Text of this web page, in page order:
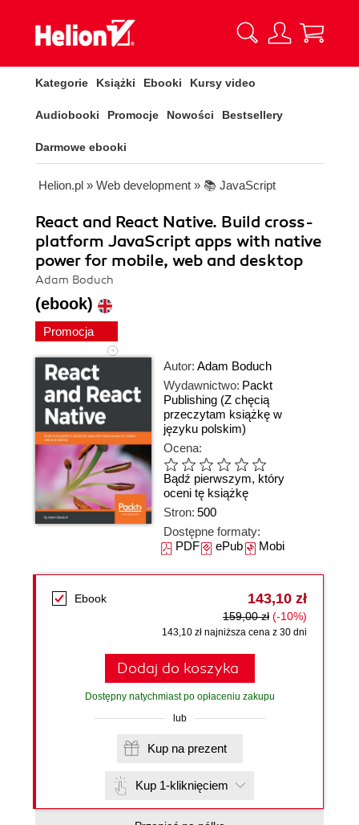
Kategorie Książki Ebooki Kursy video
Audiobooki Promocje Nowości Bestsellery
Darmowe ebooki
Helion.pl » Web development » 📚 JavaScript
React and React Native. Build cross-
platform JavaScript apps with native
power for mobile, web and desktop
Adam Boduch
(ebook)
Promocja
Autor: Adam Boduch
Wydawnictwo: Packt
Publishing (Z chęcią
przeczytam książkę w
języku polskim)
Ocena:
Bądź pierwszym, który
oceni tę książkę
Stron: 500
Dostępne formaty:
PDFePubMobi
Ebook 143,10 zł
159,00 zł (-10%)
143,10 zł najniższa cena z 30 dni
Dodaj do koszyka
Dostępny natychmiast po opłaceniu zakupu
lub
Kup na prezent
Kup 1-kliknięciem